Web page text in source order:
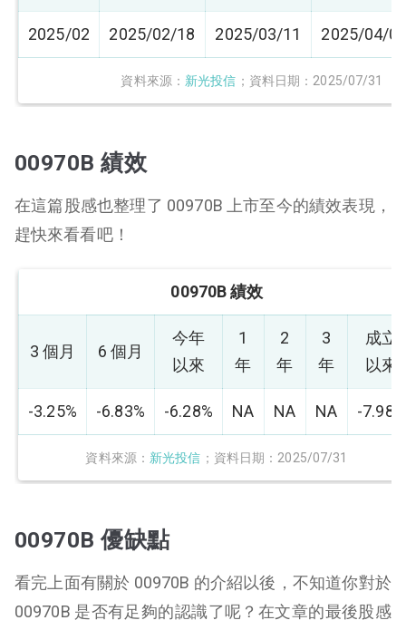
資料來源： 新光投信 ；資料日期：2025/07/31
2025/02 2025/02/18 2025/03/11 2025/04/
00970B 績效
在這篇股感也整理了 00970B 上市至今的績效表現，
趕快來看看吧！
資料來源： 新光投信 ；資料日期：2025/07/31
00970B 績效
3 個月 6 個月
今年
以來
1
年
2
年
3
年
成立
以來
-3.25% -6.83% -6.28% NA NA NA -7.98%
00970B 優缺點
看完上面有關於 00970B 的介紹以後，不知道你對於
00970B 是否有足夠的認識了呢？在文章的最後股感